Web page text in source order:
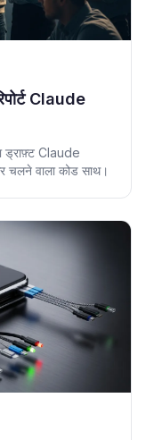
Claude
ड्राफ़्ट Claude
चलने वाला कोड साथ।